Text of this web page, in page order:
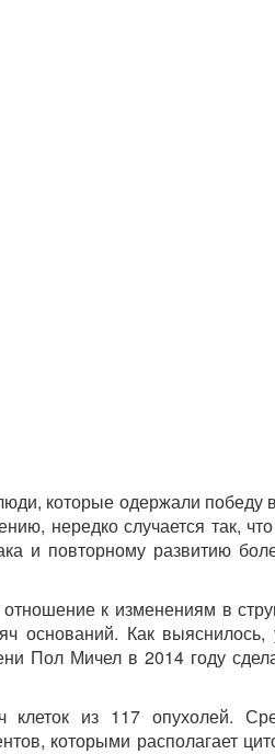
которые одержали победу
нередко случается так,
и повторному развитию
к изменениям в
оснований. Как
Пол Мичел в 2014 году
клеток из 117 опухолей.
которыми располагает